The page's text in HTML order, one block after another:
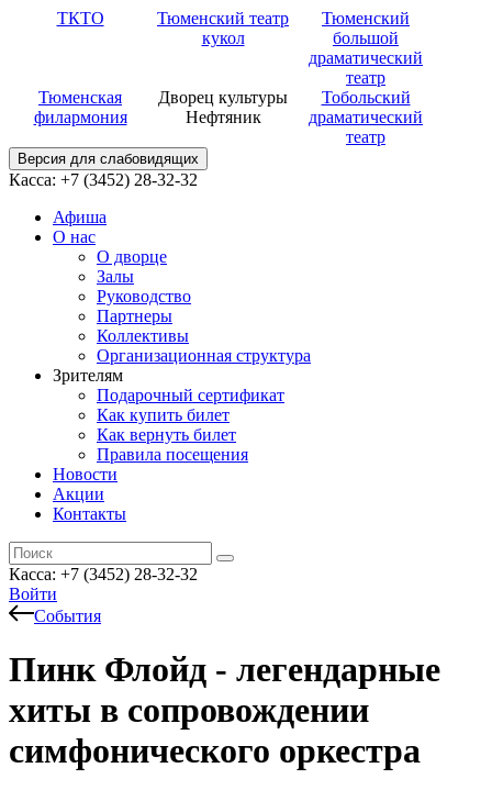
ТКТО
Тюменский театр
кукол
Тюменский
большой
драматический
театр
Тюменская
филармония
Дворец культуры
Нефтяник
Тобольский
драматический
театр
Версия для слабовидящих
Касса: +7 (3452) 28-32-32
Афиша
О нас
О дворце
Залы
Руководство
Партнеры
Коллективы
Организационная структура
Зрителям
Подарочный сертификат
Как купить билет
Как вернуть билет
Правила посещения
Новости
Акции
Контакты
Касса: +7 (3452) 28-32-32
Войти
События
Пинк Флойд - легендарные
хиты в сопровождении
симфонического оркестра